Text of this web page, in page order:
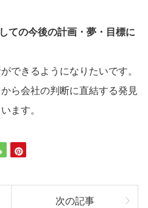
ての今後の計画・夢・目標に
できるようになりたいです。
ら会社の判断に直結する発見
ます。
次の記事